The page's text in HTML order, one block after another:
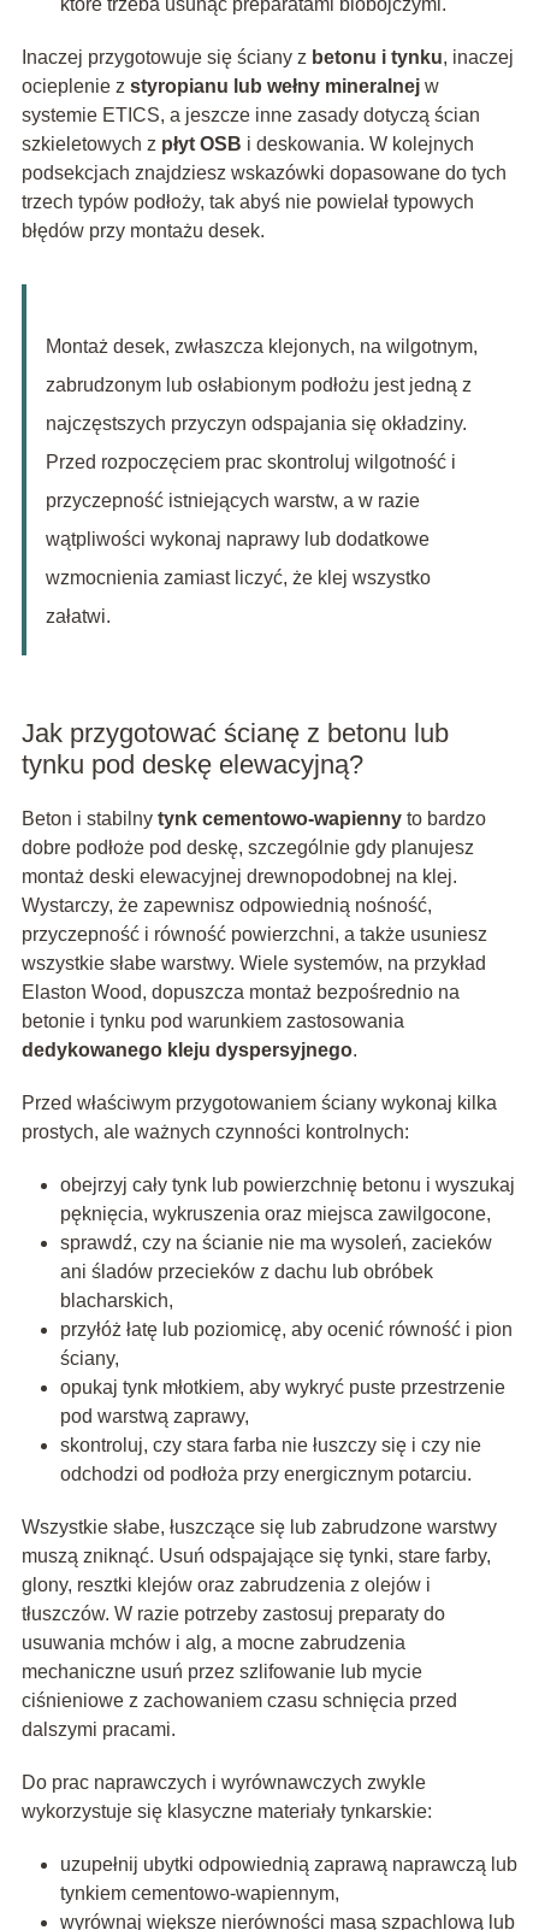
Inaczej przygotowuje się ściany z betonu i tynku, inaczej
ocieplenie z styropianu lub wełny mineralnejw
systemie ETICS, a jeszcze inne zasady dotyczą ścian
szkieletowych z płyt OSB i deskowania. W kolejnych
podsekcjach znajdziesz wskazówki dopasowane do tych
trzech typów podłoży, tak abyś nie powielał typowych
błędów przy montażu desek.
Montaż desek, zwłaszcza klejonych, na wilgotnym,
zabrudzonym lub osłabionym podłożu jest jedną z
najczęstszych przyczyn odspajania się okładziny.
Przed rozpoczęciem prac skontroluj wilgotność i
przyczepność istniejących warstw, a w razie
wątpliwości wykonaj naprawy lub dodatkowe
wzmocnienia zamiast liczyć, że klej wszystko
załatwi.
Jak przygotować ścianę z betonu lub
tynku pod deskę elewacyjną?
Beton i stabilny tynk cementowo-wapiennyto bardzo
dobre podłoże pod deskę, szczególnie gdy planujesz
montaż deski elewacyjnej drewnopodobnej na klej.
Wystarczy, że zapewnisz odpowiednią nośność,
przyczepność i równość powierzchni, a także usuniesz
wszystkie słabe warstwy. Wiele systemów, na przykład
Elaston Wood, dopuszcza montaż bezpośrednio na
betonie i tynku pod warunkiem zastosowania
dedykowanego kleju dyspersyjnego.
Przed właściwym przygotowaniem ściany wykonaj kilka
prostych, ale ważnych czynności kontrolnych:
obejrzyj cały tynk lub powierzchnię betonu i wyszukaj
pęknięcia, wykruszenia oraz miejsca zawilgocone,
sprawdź, czy na ścianie nie ma wysoleń, zacieków
ani śladów przecieków z dachu lub obróbek
blacharskich,
przyłóż łatę lub poziomicę, aby ocenić równość i pion
ściany,
opukaj tynk młotkiem, aby wykryć puste przestrzenie
pod warstwą zaprawy,
skontroluj, czy stara farba nie łuszczy się i czy nie
odchodzi od podłoża przy energicznym potarciu.
Wszystkie słabe, łuszczące się lub zabrudzone warstwy
muszą zniknąć. Usuń odspajające się tynki, stare farby,
glony, resztki klejów oraz zabrudzenia z olejów i
tłuszczów. W razie potrzeby zastosuj preparaty do
usuwania mchów i alg, a mocne zabrudzenia
mechaniczne usuń przez szlifowanie lub mycie
ciśnieniowe z zachowaniem czasu schnięcia przed
dalszymi pracami.
Do prac naprawczych i wyrównawczych zwykle
wykorzystuje się klasyczne materiały tynkarskie:
uzupełnij ubytki odpowiednią zaprawą naprawczą lub
tynkiem cementowo-wapiennym,
wyrównaj większe nierówności masą szpachlową lub